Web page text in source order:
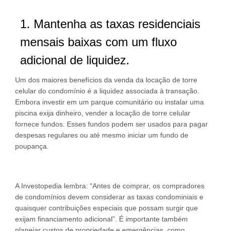
1. Mantenha as taxas residenciais
mensais baixas com um fluxo
adicional de liquidez.
Um dos maiores benefícios da venda da locação de torre
celular do condomínio é a liquidez associada à transação.
Embora investir em um parque comunitário ou instalar uma
piscina exija dinheiro, vender a locação de torre celular
fornece fundos. Esses fundos podem ser usados para pagar
despesas regulares ou até mesmo iniciar um fundo de
poupança.
A Investopedia lembra: “Antes de comprar, os compradores
de condomínios devem considerar as taxas condominiais e
quaisquer contribuições especiais que possam surgir que
exijam financiamento adicional”. É importante também